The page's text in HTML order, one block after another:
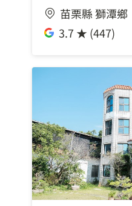
苗栗縣 獅潭鄉
3.7 ★ (447)